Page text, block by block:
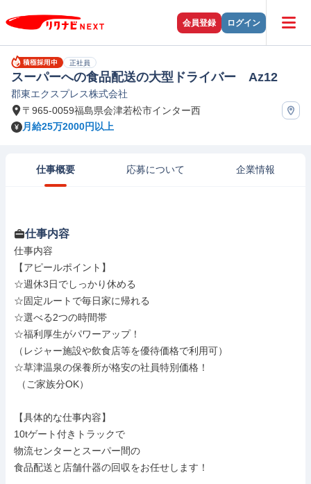
会員登録 ログイン
正社員
スーパーへの食品配送の大型ドライバー Az12
郡東エクスプレス株式会社
〒965-0059福島県会津若松市インター西
月給25万2000円以上
仕事概要 応募について 企業情報
仕事内容
仕事内容
【アピールポイント】
☆週休3日でしっかり休める
☆固定ルートで毎日家に帰れる
☆選べる2つの時間帯
☆福利厚生がパワーアップ！
（レジャー施設や飲食店等を優待価格で利用可）
☆草津温泉の保養所が格安の社員特別価格！
【具体的な仕事内容】
10tゲート付きトラックで
物流センターとスーパー間の
食品配送と店舗什器の回収をお任せします！